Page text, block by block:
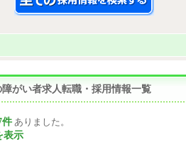
がい者求人転職・採用情報一覧
件 ありました。
表示